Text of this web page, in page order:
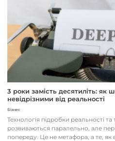
3 роки замість десятиліть: як
невідрізними від реальності
Бізнес
Технологія підробки реальності та
розвиваються паралельно, але
попереду. Це не метафора, а те, як